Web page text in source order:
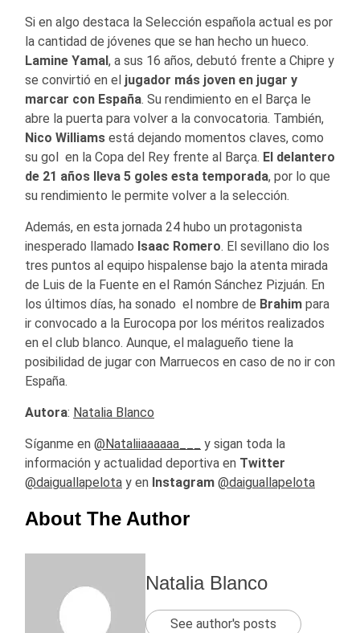
Si en algo destaca la Selección española actual es por
la cantidad de jóvenes que se han hecho un hueco.
Lamine Yamal, a sus 16 años, debutó frente a Chipre y
se convirtió en el jugador más joven en jugar y
marcar con España. Su rendimiento en el Barça le
abre la puerta para volver a la convocatoria. También,
Nico Williams está dejando momentos claves, como
su gol en la Copa del Rey frente al Barça. El delantero
de 21 años lleva 5 goles esta temporada, por lo que
su rendimiento le permite volver a la selección.
Además, en esta jornada 24 hubo un protagonista
inesperado llamado Isaac Romero. El sevillano dio los
tres puntos al equipo hispalense bajo la atenta mirada
de Luis de la Fuente en el Ramón Sánchez Pizjuán. En
los últimos días, ha sonado el nombre de Brahim para
ir convocado a la Eurocopa por los méritos realizados
en el club blanco. Aunque, el malagueño tiene la
posibilidad de jugar con Marruecos en caso de no ir con
España.
Autora: Natalia Blanco
Síganme en @Nataliiaaaaaa___
y sigan toda la
información y actualidad deportiva en Twitter
@daiguallapelota y en Instagram @daiguallapelota
About The Author
Natalia Blanco
See author's posts